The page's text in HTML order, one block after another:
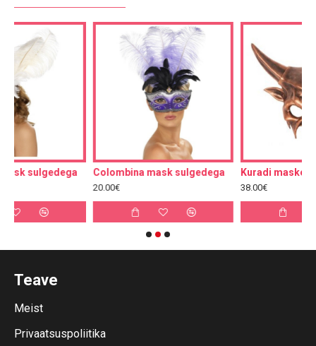
Colombina mask sulgedega Kuradi maskeraadimask
Teave
Meist
Privaatsuspoliitika